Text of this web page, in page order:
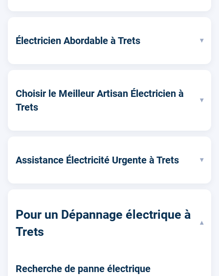
Électricien Abordable à Trets ▾
Choisir le Meilleur Artisan Électricien à
Trets
▾
Assistance Électricité Urgente à Trets ▾
Pour un Dépannage électrique à
Trets
▾
Recherche de panne électrique